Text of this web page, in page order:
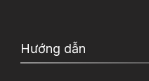
Hướng dẫn